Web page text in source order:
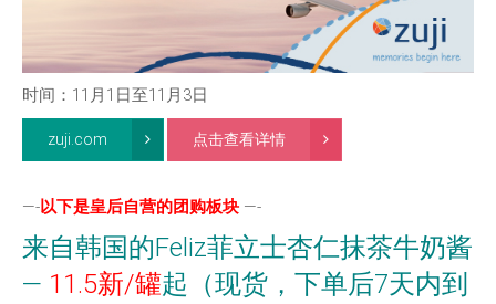
时间：11月1日至11月3日
zuji.com 点击查看详情
—-以下是皇后自营的团购板块 —-
来自韩国的Feliz菲立士杏仁抹茶牛奶酱
— 11.5新/罐起（现货，下单后7天内到